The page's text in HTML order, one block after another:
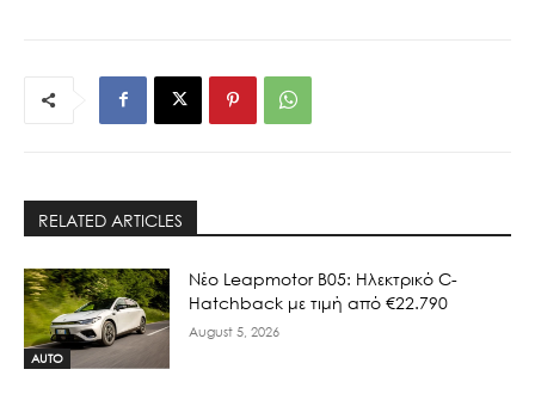
RELATED ARTICLES
AUTO
Νέο Leapmotor B05: Ηλεκτρικό C-
Hatchback με τιμή από €22.790
August 5, 2026